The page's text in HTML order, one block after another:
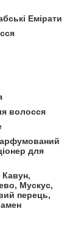
Емірати
волосся
для
Кавун,
Мускус,
перець,